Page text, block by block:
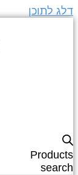
דלג לתוכן
Products
search